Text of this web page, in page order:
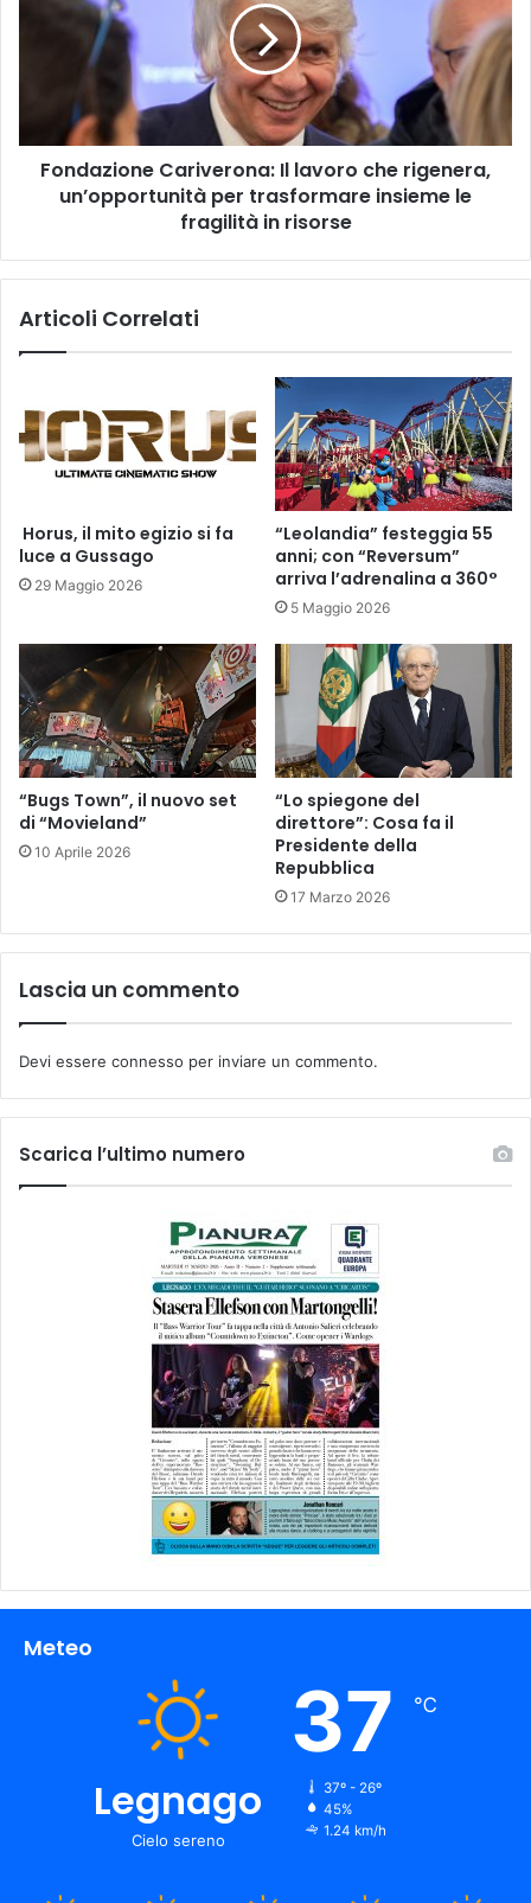
trasformare
insieme
risorse
Fondazione Cariverona: Il lavoro che rigenera,
un’opportunità per trasformare insieme le
fragilità in risorse
Articoli Correlati
​ Horus, il mito egizio si fa
luce a Gussago
29 Maggio 2026
“Leolandia” festeggia 55
anni; con “Reversum”
arriva l’adrenalina a 360°
5 Maggio 2026
“Bugs Town”, il nuovo set
di “Movieland”
10 Aprile 2026
“Lo spiegone del
direttore”: Cosa fa il
Presidente della
Repubblica
17 Marzo 2026
Lascia un commento
Devi essere connesso per inviare un commento.
Scarica l’ultimo numero
Meteo
Legnago
Cielo sereno
37 ℃
37º - 26º
45%
1.24 km/h